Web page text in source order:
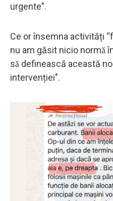
urgente”.
Ce or însemna activități
nu am găsit nicio normǎ
sǎ definească această
intervenției".